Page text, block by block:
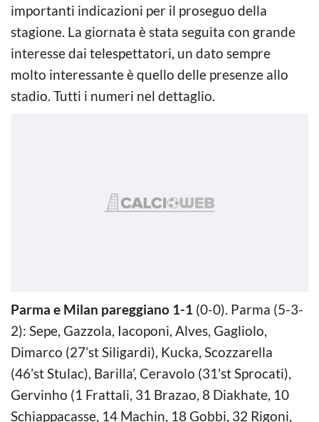
importanti indicazioni per il proseguo della
stagione. La giornata è stata seguita con grande
interesse dai telespettatori, un dato sempre
molto interessante è quello delle presenze allo
stadio. Tutti i numeri nel dettaglio.
Parma e Milan pareggiano 1-1 (0-0). Parma (5-3-
2): Sepe, Gazzola, Iacoponi, Alves, Gagliolo,
Dimarco (27’st Siligardi), Kucka, Scozzarella
(46’st Stulac), Barilla’, Ceravolo (31’st Sprocati),
Gervinho (1 Frattali, 31 Brazao, 8 Diakhate, 10
Schiappacasse, 14 Machin, 18 Gobbi, 32 Rigoni,